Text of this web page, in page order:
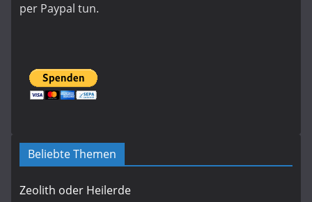
per Paypal tun.
Beliebte Themen
Zeolith oder Heilerde